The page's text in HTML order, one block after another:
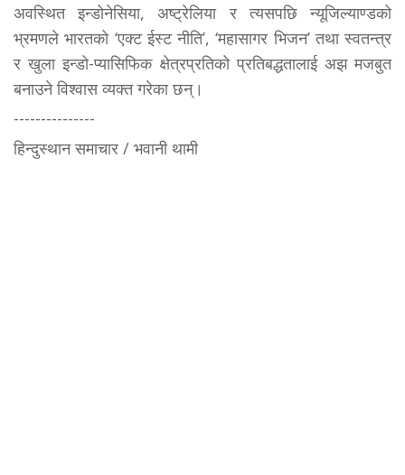
अवस्थित इन्डोनेसिया, अष्ट्रेलिया र त्यसपछि न्यूजिल्याण्डको
भ्रमणले भारतको ‘एक्ट ईस्ट नीति’, ‘महासागर भिजन’ तथा स्वतन्त्र
र खुला इन्डो-प्यासिफिक क्षेत्रप्रतिको प्रतिबद्धतालाई अझ मजबुत
बनाउने विश्वास व्यक्त गरेका छन्।
---------------
हिन्दुस्थान समाचार / भवानी थामी